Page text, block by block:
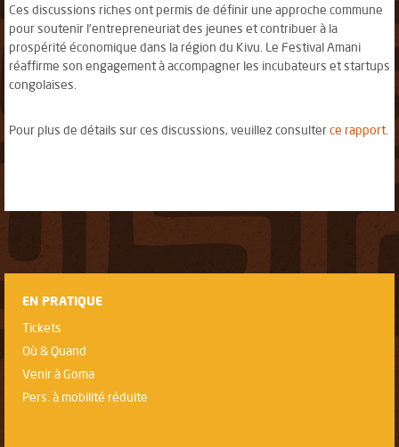
Ces discussions riches ont permis de définir une approche commune
pour soutenir l’entrepreneuriat des jeunes et contribuer à la
prospérité économique dans la région du Kivu. Le Festival Amani
réaffirme son engagement à accompagner les incubateurs et startups
congolaises.
Pour plus de détails sur ces discussions, veuillez consulterce rapport
EN PRATIQUE
Tickets
Où & Quand
Venir à Goma
Pers. à mobilité réduite